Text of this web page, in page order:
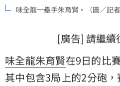
味全龍一壘手朱育賢。（圖／記者
[廣告] 請繼
味全龍朱育賢在9日的比
其中包含3局上的2分砲